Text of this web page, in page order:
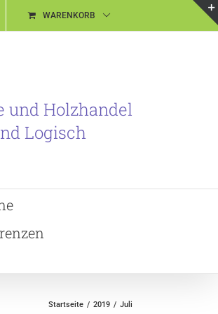
WARENKORB
und Holzhandel
Logisch
Startseite 2019 Juli